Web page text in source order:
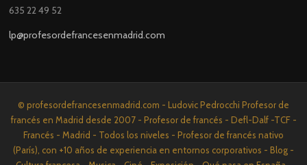
635 22 49 52
lp@profesordefrancesenmadrid.com
© profesordefrancesenmadrid.com - Ludovic Pedrocchi Profesor de
francés en Madrid desde 2007 - Profesor de francés - Defl-Dalf -TCF -
Francés - Madrid - Todos los niveles - Profesor de francés nativo
(París), con +10 años de experiencia en entornos corporativos - Blog -